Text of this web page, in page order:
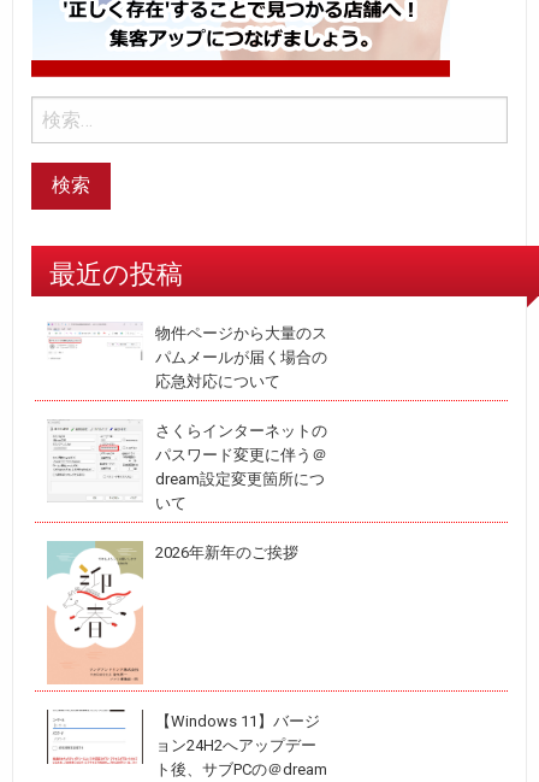
最近の投稿
物件ページから大量のス
パムメールが届く場合の
応急対応について
さくらインターネットの
パスワード変更に伴う＠
dream設定変更箇所につ
いて
2026年新年のご挨拶
【Windows 11】バージ
ョン24H2へアップデー
ト後、サブPCの＠dream